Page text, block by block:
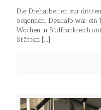
Die Dreharbeiten zur
begonnen. Deshalb war
Wochen in Südfrankreich
Stätten […]